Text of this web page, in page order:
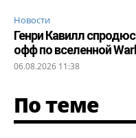
Новости
Генри Кавилл
офф по вселенной
06.08.2026 11:38
По теме